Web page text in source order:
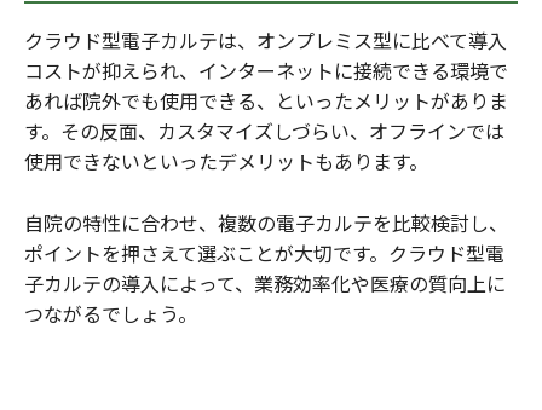
クラウド型電子カルテは、オンプレミス型に比べて導入
コストが抑えられ、インターネットに接続できる環境で
あれば院外でも使用できる、といったメリットがありま
す。その反面、カスタマイズしづらい、オフラインでは
使用できないといったデメリットもあります。
自院の特性に合わせ、複数の電子カルテを比較検討し、
ポイントを押さえて選ぶことが大切です。クラウド型電
子カルテの導入によって、業務効率化や医療の質向上に
つながるでしょう。